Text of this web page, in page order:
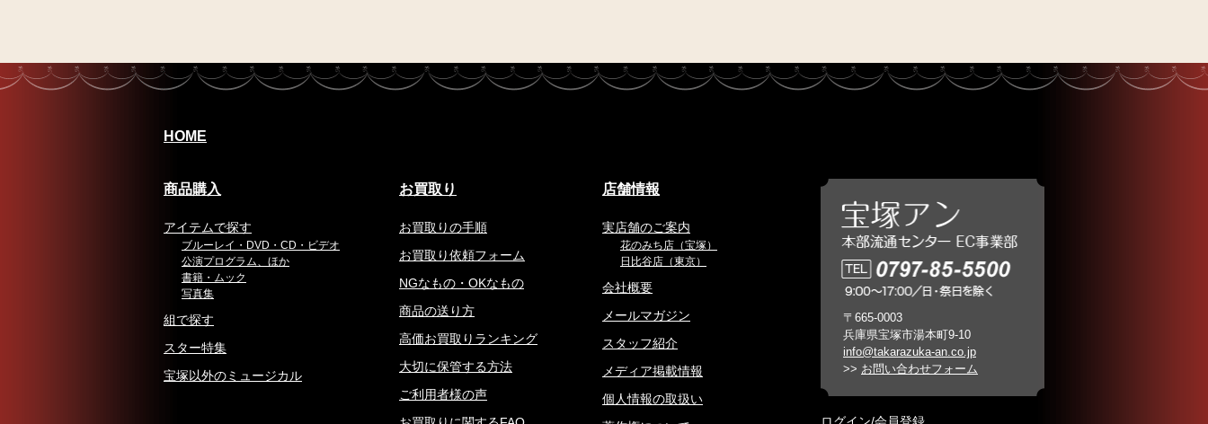
HOME
商品購入
アイテムで探す
ブルーレイ・DVD・CD・ビデオ
公演プログラム、ほか
書籍・ムック
写真集
組で探す
スター特集
宝塚以外のミュージカル
お買取り
お買取りの手順
お買取り依頼フォーム
NGなもの・OKなもの
商品の送り方
高価お買取りランキング
大切に保管する方法
ご利用者様の声
店舗情報
実店舗のご案内
花のみち店（宝塚）
日比谷店（東京）
会社概要
メールマガジン
スタッフ紹介
メディア掲載情報
個人情報の取扱い
〒665-0003
兵庫県宝塚市湯本町9-10
info@takarazuka-an.co.jp
>> お問い合わせフォーム